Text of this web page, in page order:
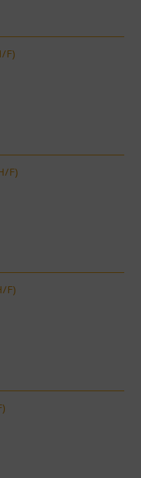
F)
F)
F)